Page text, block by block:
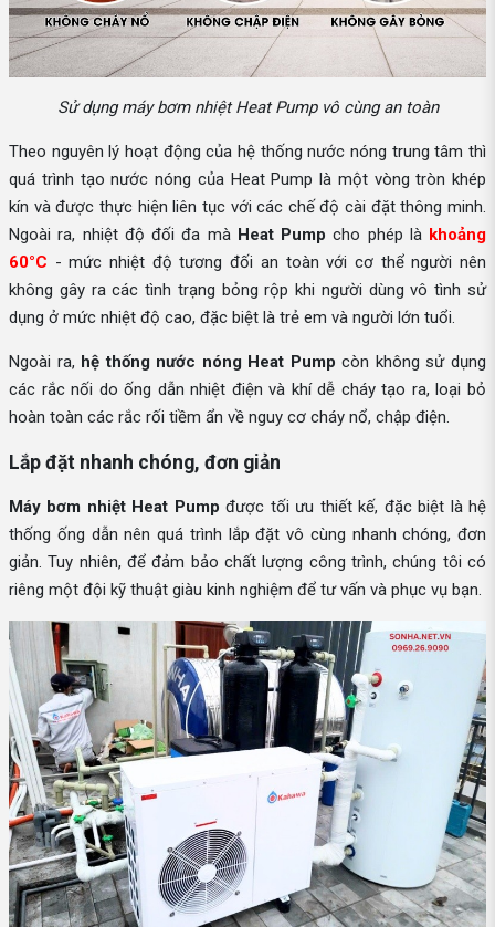
Sử dụng máy bơm nhiệt Heat Pump vô cùng an toàn
Theo nguyên lý hoạt động của hệ thống nước nóng trung tâm thì
quá trình tạo nước nóng của Heat Pump là một vòng tròn khép
kín và được thực hiện liên tục với các chế độ cài đặt thông minh.
Ngoài ra, nhiệt độ đối đa mà Heat Pump cho phép là khoảng
60°C - mức nhiệt độ tương đối an toàn với cơ thể người nên
không gây ra các tình trạng bỏng rộp khi người dùng vô tình sử
dụng ở mức nhiệt độ cao, đặc biệt là trẻ em và người lớn tuổi.
Ngoài ra, hệ thống nước nóng Heat Pump còn không sử dụng
các rắc nối do ống dẫn nhiệt điện và khí dễ cháy tạo ra, loại bỏ
hoàn toàn các rắc rối tiềm ẩn về nguy cơ cháy nổ, chập điện.
Lắp đặt nhanh chóng, đơn giản
Máy bơm nhiệt Heat Pump được tối ưu thiết kế, đặc biệt là hệ
thống ống dẫn nên quá trình lắp đặt vô cùng nhanh chóng, đơn
giản. Tuy nhiên, để đảm bảo chất lượng công trình, chúng tôi có
riêng một đội kỹ thuật giàu kinh nghiệm để tư vấn và phục vụ bạn.